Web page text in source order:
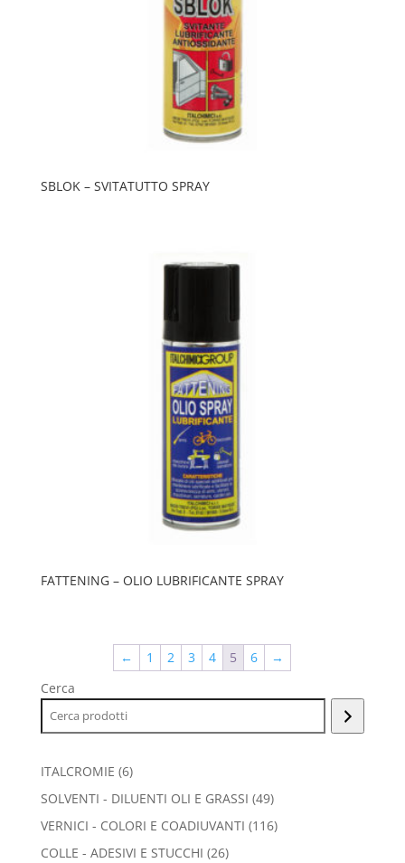
SBLOK – SVITATUTTO SPRAY
FATTENING – OLIO LUBRIFICANTE SPRAY
← 1 2 3 4 5 6
→
Cerca
ITALCROMIE 66
prodotti
SOLVENTI - DILUENTI OLI E GRASSI 4949
prodotti
VERNICI - COLORI E COADIUVANTI 116116
COLLE - ADESIVI E STUCCHI 2626